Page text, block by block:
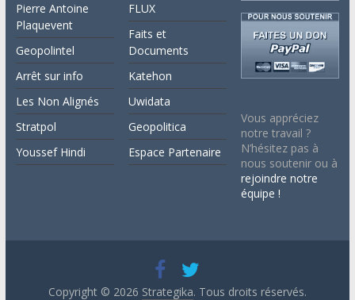
Pierre Antoine
Plaquevent
Geopolintel
Arrêt sur info
Les Non Alignés
Stratpol
Youssef Hindi
FLUX
Faits et
Documents
Katehon
Uwidata
Geopolitica
Espace Partenaire
Vous appréciez
notre travail ?
N’hésitez pas à
nous soutenir ou à
rejoindre notre
équipe !
Copyright © 2026 Strategika. Tous droits réservés.